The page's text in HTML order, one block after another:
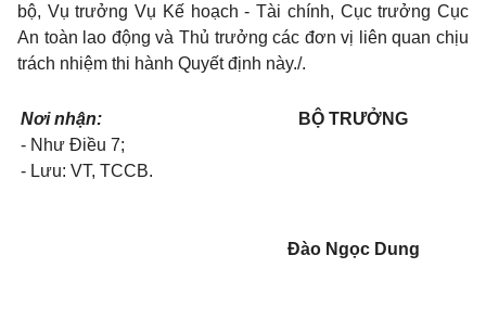
bộ, Vụ trưởng Vụ Kế hoạch - Tài chính, Cục trưởng Cục
An toàn lao động và Thủ trưởng các đơnvị liên quan chịu
trách nhiệm thi hành Quyết định này./.
Nơi nhận:
- Như Điều 7;
- Lưu: VT, TCCB.
BỘ TRƯỞNG
Đào Ngọc Dung